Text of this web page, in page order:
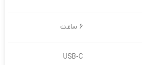
۶ ساعت
USB-C